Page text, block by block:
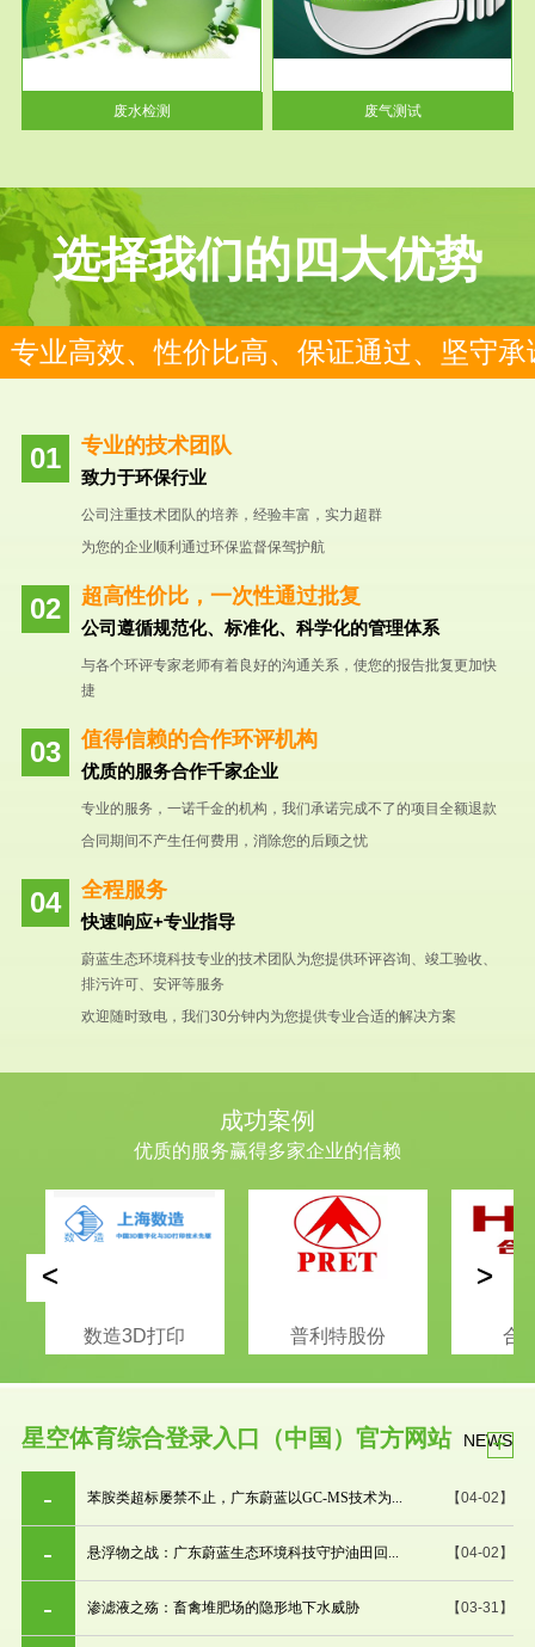
废水检测
检测范围工业废气检测包括有机
废气和无机废气。有机废气主要
包括...
废气测试
选择我们的四大优势
专业高效、性价比高、保证通过、坚守承
专业的技术团队
致力于环保行业
公司注重技术团队的培养，经验丰富，实力超群
为您的企业顺利通过环保监督保驾护航
超高性价比，一次性通过批复
公司遵循规范化、标准化、科学化的管理体系
与各个环评专家老师有着良好的沟通关系，使您的报告批复更加快
捷
值得信赖的合作环评机构
优质的服务合作千家企业
专业的服务，一诺千金的机构，我们承诺完成不了的项目全额退款
合同期间不产生任何费用，消除您的后顾之忧
全程服务
快速响应+专业指导
蔚蓝生态环境科技专业的技术团队为您提供环评咨询、竣工验收、
排污许可、安评等服务
欢迎随时致电，我们30分钟内为您提供专业合适的解决方案
成功案例
优质的服务赢得多家企业的信赖
数造3D打印 普利特股份 合
< >
星空体育综合登录入口（中国）官方网站 NEWS
+
【04-02】
苯胺类超标屡禁不止，广东蔚蓝以GC-MS技术为...
【04-02】
悬浮物之战：广东蔚蓝生态环境科技守护油田回...
【03-31】
渗滤液之殇：畜禽堆肥场的隐形地下水威胁